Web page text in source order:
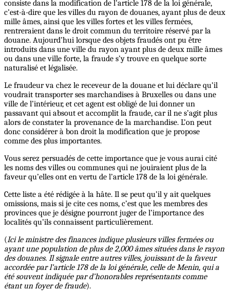
consiste dans la modification de l’article 178 de la loi générale,
c’est-à-dire que les villes du rayon de douanes, ayant plus de deux
mille âmes, ainsi que les villes fortes et les villes fermées,
rentreraient dans le droit commun du territoire réservé par la
douane. Aujourd’hui lorsque des objets fraudés ont pu être
introduits dans une ville du rayon ayant plus de deux mille âmes
ou dans une ville forte, la fraude s’y trouve en quelque sorte
naturalisé et légalisée.
Le fraudeur va chez le receveur de la douane et lui déclare qu’il
voudrait transporter ses marchandises à Bruxelles ou dans une
ville de l’intérieur, et cet agent est obligé de lui donner un
passavant qui absout et accomplit la fraude, car il ne s’agit plus
alors de constater la provenance de la marchandise. L’on peut
donc considérer à bon droit la modification que je propose
comme des plus importantes.
Vous serez persuadés de cette importance que je vous aurai cité
les noms des villes ou communes qui ne jouiraient plus de la
faveur qu’elles ont en vertu de l’article 178 de la loi générale.
Cette liste a été rédigée à la hâte. Il se peut qu’il y ait quelques
omissions, mais si je cite ces noms, c’est que les membres des
provinces que je désigne pourront juger de l’importance des
localités qu’ils connaissent particulièrement.
(Ici le ministre des finances indique plusieurs villes fermées ou
ayant une population de plus de 2,000 âmes situées dans le rayon
des douanes. Il signale entre autres villes, jouissant de la faveur
accordée par l’article 178 de la loi générale, celle de Menin, qui a
été souvent indiquée par d’honorables représentants comme
étant un foyer de fraude).